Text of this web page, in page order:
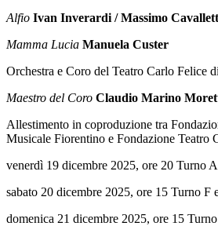
Alfio Ivan Inverardi / Massimo
Mamma Lucia Manuela Custer
Orchestra e Coro del Teatro Carlo Felice
Maestro del Coro Claudio Marino
Allestimento in coproduzione tra
Musicale Fiorentino e Fondazione Teatro
venerdì 19 dicembre 2025, ore 20 Turno A
sabato 20 dicembre 2025, ore 15 Turno F
domenica 21 dicembre 2025, ore 15